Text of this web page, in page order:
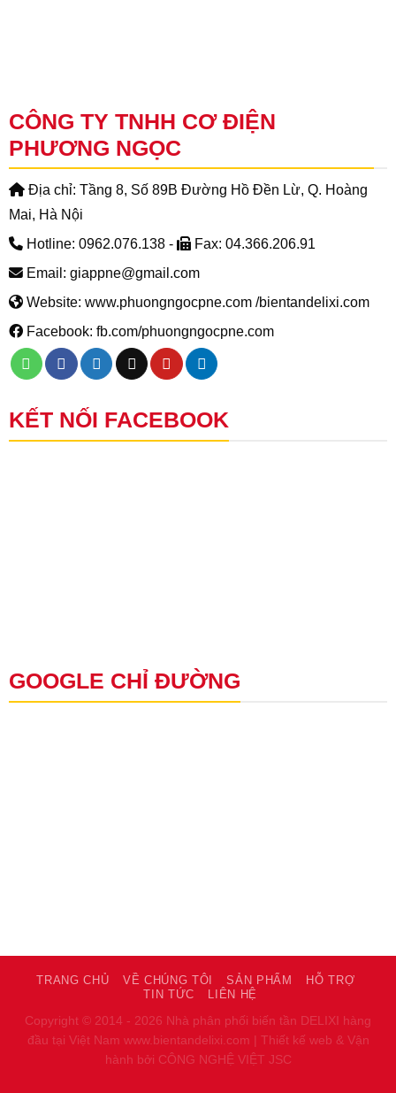
CÔNG TY TNHH CƠ ĐIỆN
PHƯƠNG NGỌC
Địa chỉ: Tầng 8, Số 89B Đường Hồ Đền Lừ, Q. Hoàng
Mai, Hà Nội
Hotline: 0962.076.138 -
Fax: 04.366.206.91
Email: giappne@gmail.com
Website: www.phuongngocpne.com /bientandelixi.com
Facebook: fb.com/phuongngocpne.com
KẾT NỐI FACEBOOK
GOOGLE CHỈ ĐƯỜNG
TRANG CHỦ VỀ CHÚNG TÔI SẢN PHẨM
HỖ TRỢ
TIN TỨC
LIÊN HỆ
Copyright © 2014 - 2026 Nhà phân phối biến tần DELIXI hàng
đầu tại Việt Nam www.bientandelixi.com | Thiết kế web & Vận
hành bởi CÔNG NGHỆ VIỆT JSC